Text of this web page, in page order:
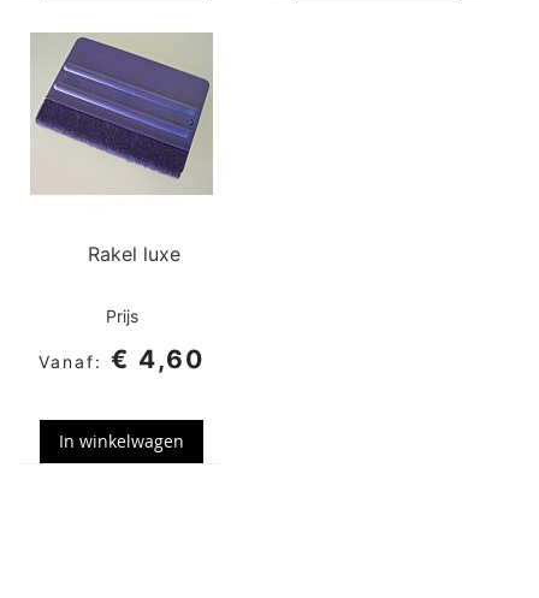
Rakel luxe
Prijs
€ 4,60
In winkelwagen